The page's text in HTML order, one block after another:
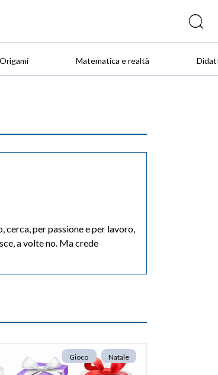
Origami Matematica e realtà
per passione e per lavoro,
a volte no. Ma crede
Gioco Natale